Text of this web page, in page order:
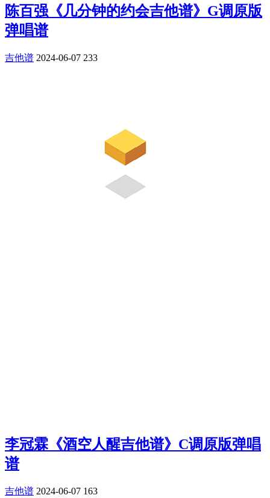
陈百强《几分钟的约会吉他谱》G调原版
弹唱谱
吉他谱 2024-06-07 233
李冠霖《酒空人醒吉他谱》C调原版弹唱
谱
吉他谱 2024-06-07 163